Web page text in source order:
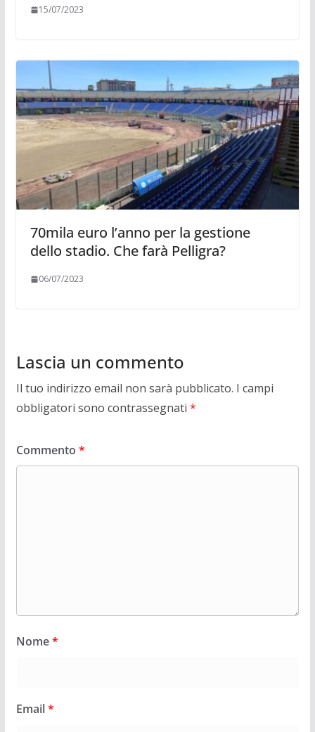
15/07/2023
70mila euro l’anno per la gestione
dello stadio. Che farà Pelligra?
06/07/2023
Lascia un commento
Il tuo indirizzo email non sarà pubblicato. I campi
obbligatori sono contrassegnati *
Commento *
Nome*
Email*